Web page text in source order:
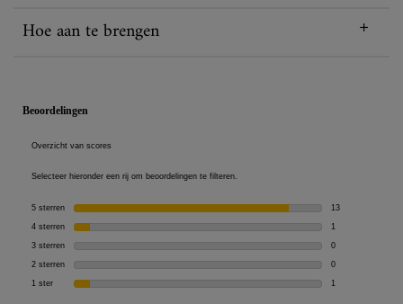
Hoe aan te brengen